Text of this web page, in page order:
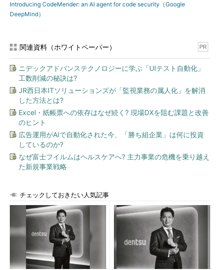
Introducing CodeMender: an AI agent for code security（Google
DeepMind）
関連資料（ホワイトペーパー） PR
ニデックアドバンステクノロジーに学ぶ「UIテスト自動化」
工数削減の秘訣は?
JR西日本ITソリューションズが「監視業務の属人化」を解消
した方法とは?
Excel・紙帳票への依存はなぜ続く? 現場DXを阻む課題と改善
のヒント
広告運用がAIで自動化された今、「勝ち組企業」は何に投資
しているのか?
なぜ富士フイルムはヘルスケアへ? 主力事業の危機を乗り越え
た新規事業戦略
チェックしておきたい人気記事